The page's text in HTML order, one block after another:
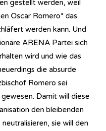
gestellt werden, weil
Oscar Romero“ das
werden kann. Und
ARENA Partei sich
wird und wie das
die absurde
Romero sei
Damit will diese
den bleibenden
sie will den